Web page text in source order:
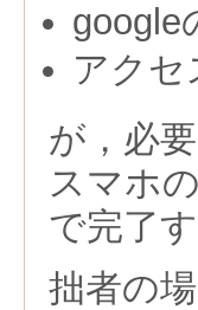
google
アクセ
が，必
スマホ
で完了
拙者の